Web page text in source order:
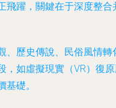
躍，關鍵在于深度整合
歷史傳說、民俗風情
如虛擬現實（VR）復
礎。